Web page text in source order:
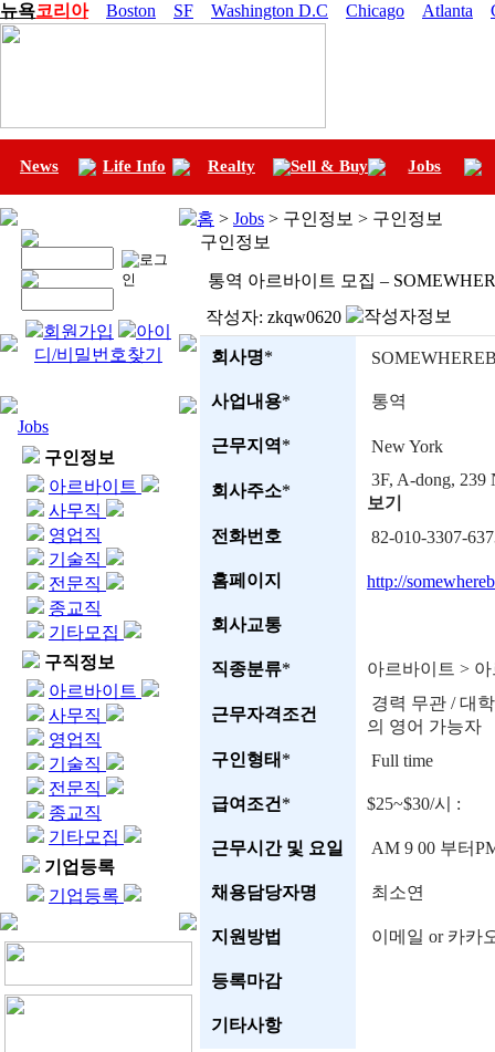
뉴욕코리아 Boston SF Washington D.C Chicago Atlanta
News Life Info Realty Sell & Buy Jobs
회원가입
아이
디/비밀번호찾기
Jobs
구인정보
아르바이트
사무직
영업직
기술직
전문직
종교직
기타모집
구직정보
아르바이트
사무직
영업직
기술직
전문직
종교직
기타모집
기업등록
기업등록
홈 > Jobs > 구인정보 > 구인정보
구인정보
통역 아르바이트 모집 –
작성자: zkqw0620
회사명*
사업내용* 통역
근무지역* New York
회사주소*
3F, A-dong, 239
보기
전화번호
82-010-3307-
홈페이지 http://
회사교통
직종분류* 아르바이트 >
근무자격조건
경력 무관 / 대
의 영어 가능자
구인형태 * Full time
급여조건 * $25~$30/시 :
근무시간 및 요일 AM 9 00 부터
채용담당자명 최소연
지원방법 이메일 or 카카
등록마감
기타사항